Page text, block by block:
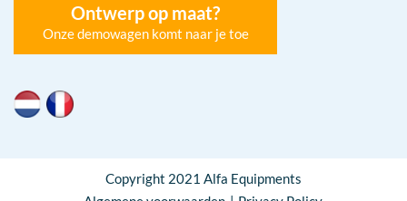
Ontwerp op maat?
Onze demowagen komt naar je toe
Copyright 2021 Alfa Equipments